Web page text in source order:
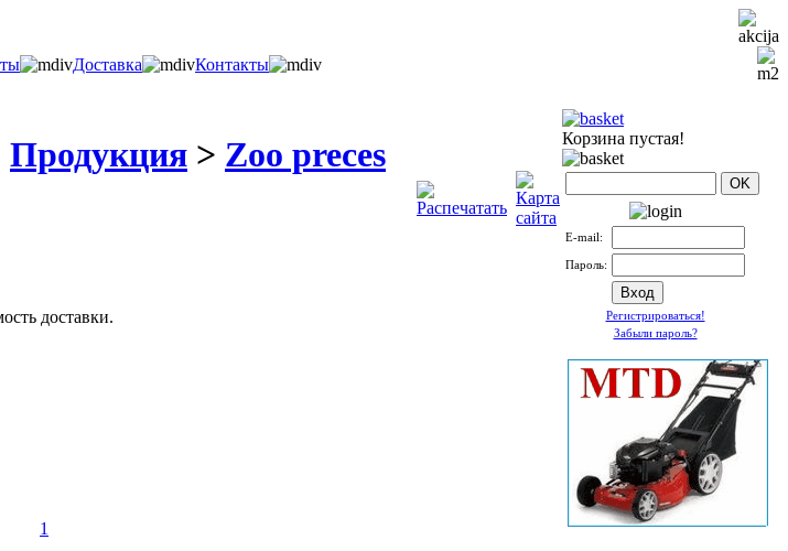
Доставка Контакты
Продукция > Zoo preces
доставки.
1
Корзина пустая!
Е-mail:
Пароль:
Регистрироваться!
Забыли пароль?